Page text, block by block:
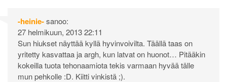
-heinie-sanoo:
27 helmikuun, 2013 22:11
Sun hiukset näyttää kyllä hyvinvoivilta. Täällä taas on
yritetty kasvattaa ja argh, kun latvat on huonot… Pitääkin
kokeilla tuota tehonaamiota tekis varmaan hyvää tälle
mun pehkolle :D. Kiitti vinkistä ;).